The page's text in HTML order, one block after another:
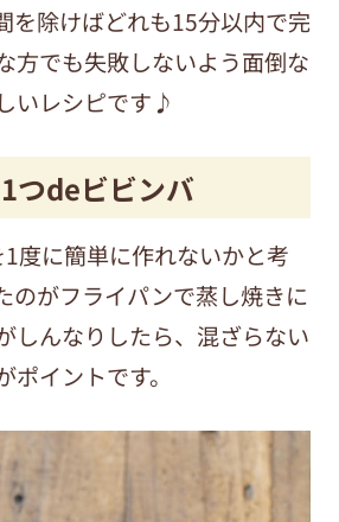
を除けばどれも15分以内で完
方でも失敗しないよう面倒な
いレシピです♪
つdeビビンバ
度に簡単に作れないかと考
のがフライパンで蒸し焼きに
しんなりしたら、混ざらない
イントです。